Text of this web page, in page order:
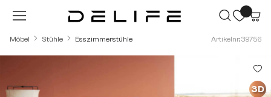
Zum Hauptinhalt springen
Möbel Stühle Esszimmerstühle Artikelnr.: 39756
3D